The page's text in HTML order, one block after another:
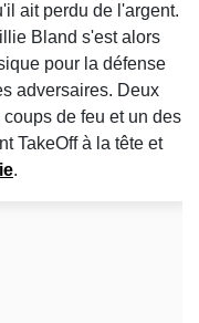
ait perdu de l'argent.
Bland s'est alors
pour la défense
adversaires. Deux
de feu et un des
TakeOff à la tête et
.